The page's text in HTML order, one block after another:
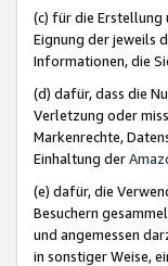
(c) für die Erstellung
Eignung der jeweils
Informationen, die
(d) dafür, dass die
Verletzung oder
Markenrechte,
Einhaltung der
(e) dafür, die
Besuchern
und angemessen
in sonstiger Weise,